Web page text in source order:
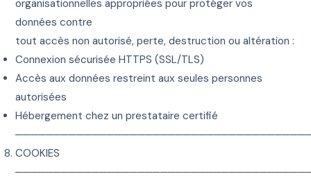
organisationnelles appropriées pour protéger vos
données contre
tout accès non autorisé, perte, destruction ou altération :
Connexion sécurisée HTTPS (SSL/TLS)
Accès aux données restreint aux seules personnes
autorisées
Hébergement chez un prestataire certifié
COOKIES